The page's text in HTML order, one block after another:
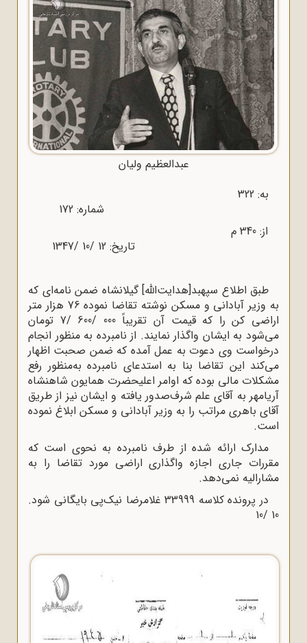
عبدالعظیم ولیان
شماره: 172
از: 340 م
تاریخ: 12 /10 /1347
طبق اطلاع سپهبد[هدایت‌الله] گیلانشاه ضمن نامه‌ای که
به وزیر آبادانی و مسکن نوشته تقاضا نموده 76 هزار متر
اراضی کن را که قیمت آن تقریباً 000 /600 /7 تومان
می‌شود به ایشان واگذار نمایند. از نامبرده به منظور انجام
درخواست وی دعوت به عمل آمده که ضمن صحبت اظهار
می‌کند این تقاضا بنا به استدعای نامبرده به‌منظور رفع
مشکلات مالی بوده که اوامر اعلیحضرت همایون شاهنشاه
آریامهر به آقای علم شرف‌صدور یافته و ایشان نیز از طریق
آقای باهری مراتب را به وزیر آبادانی و مسکن ابلاغ نموده
است.
مدارک ارائه شده از طرف نامبرده به نحوی است که
مقررات جاری اجازه واگذاری اراضی مورد تقاضا را به
مشارالیه نمی‌دهد.
در پرونده کلاسه 33999 غلامرضا نیک‌پی بایگانی شود.
10 /10